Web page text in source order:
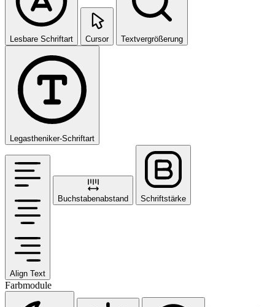
Lesbare Schriftart Cursor Textvergrößerung
Legastheniker-Schriftart
Align Text
Buchstabenabstand Schriftstärke
Farbmodule